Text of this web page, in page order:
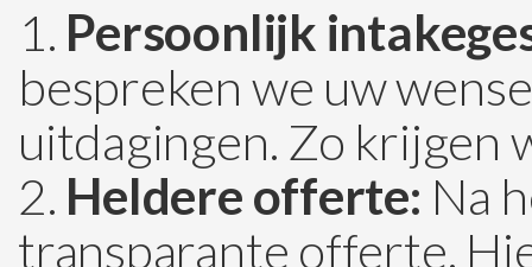
Persoonlijk
bespreken we uw
uitdagingen. Zo krijgen
Heldere offerte: Na
transparante offerte.